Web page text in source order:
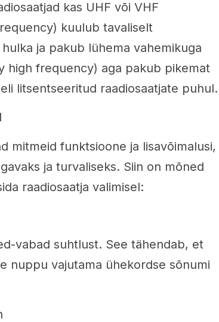
kas UHF või VHF
kuulub tavaliselt
ja pakub lühema vahemikuga
high frequency) aga pakub pikemat
litsentseeritud raadiosaatjate puhul.
mitmeid funktsioone ja lisavõimalusi,
ja turvaliseks. Siin on mõned
raadiosaatja valimisel:
vabad suhtlust. See tähendab, et
nuppu vajutama ühekordse sõnumi